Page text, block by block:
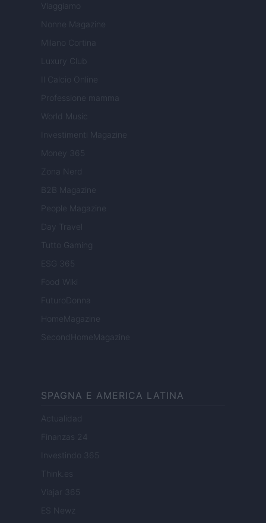
Viaggiamo
Nonne Magazine
Milano Cortina
Luxury Club
Il Calcio Online
Professione mamma
World Music
Investimenti Magazine
Money 365
Zona Nerd
B2B Magazine
People Magazine
Day Travel
Tutto Gaming
ESG 365
Food Wiki
FuturoDonna
HomeMagazine
SecondHomeMagazine
SPAGNA E AMERICA LATINA
Actualidad
Finanzas 24
Investindo 365
Think.es
Viajar 365
ES Newz